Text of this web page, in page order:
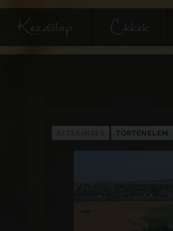
Kezdőlap Cikkek
TÖRTÉNELEM